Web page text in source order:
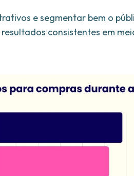
e segmentar bem o
consistentes em